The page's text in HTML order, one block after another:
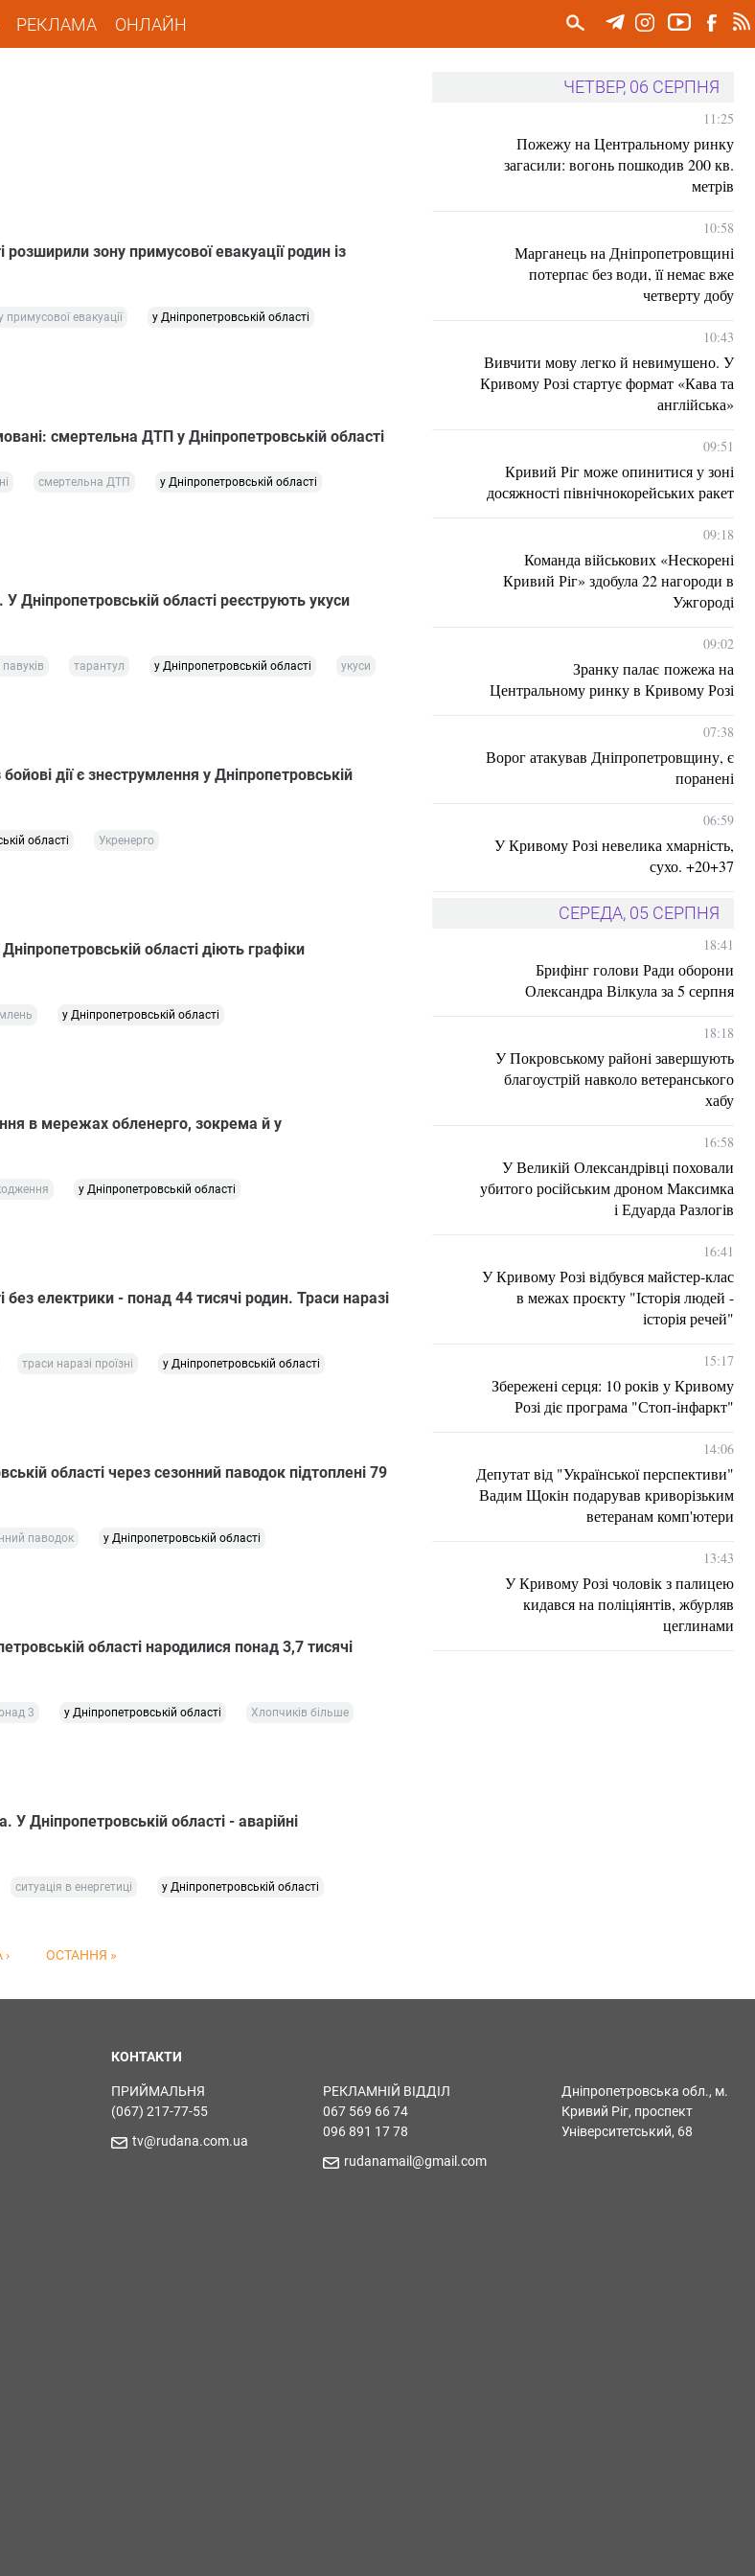
РЕКЛАМА ОНЛАЙН
розширили зону примусової евакуації родин із
евакуації у Дніпропетровській області
смертельна ДТП у Дніпропетровській області
смертельна ДТП у Дніпропетровській області
У Дніпропетровській області реєструють укуси
тарантул у Дніпропетровській області укуси
дії є знеструмлення у Дніпропетровській
області Укренерго
області діють графіки
у Дніпропетровській області
в мережах обленерго, зокрема й у
у Дніпропетровській області
без електрики - понад 44 тисячі родин. Траси наразі
траси наразі проїзні у Дніпропетровській області
області через сезонний паводок підтоплені 79
паводок у Дніпропетровській області
області народилися понад 3,7 тисячі
3 у Дніпропетровській області Хлопчиків більше
У Дніпропетровській області - аварійні
ситуація в енергетиці у Дніпропетровській області
ОСТАННЯ »
ЧЕТВЕР, 06 СЕРПНЯ
11:25
Пожежу на Центральному ринку
загасили: вогонь пошкодив 200 кв.
метрів
10:58
Марганець на Дніпропетровщині
потерпає без води, її немає вже
четверту добу
10:43
Вивчити мову легко й невимушено. У
Кривому Розі стартує формат «Кава та
англійська»
09:51
Кривий Ріг може опинитися у зоні
досяжності північнокорейських ракет
09:18
Команда військових «Нескорені
Кривий Ріг» здобула 22 нагороди в
Ужгороді
09:02
Зранку палає пожежа на
Центральному ринку в Кривому Розі
07:38
Ворог атакував Дніпропетровщину, є
поранені
06:59
У Кривому Розі невелика хмарність,
сухо. +20+37
СЕРЕДА, 05 СЕРПНЯ
18:41
Брифінг голови Ради оборони
Олександра Вілкула за 5 серпня
18:18
У Покровському районі завершують
благоустрій навколо ветеранського
хабу
16:58
У Великій Олександрівці поховали
убитого російським дроном Максимка
і Едуарда Разлогів
16:41
У Кривому Розі відбувся майстер-клас
в межах проєкту "Історія людей -
історія речей"
15:17
Збережені серця: 10 років у Кривому
Розі діє програма "Стоп-інфаркт"
14:06
Депутат від "Української перспективи"
Вадим Щокін подарував криворізьким
ветеранам комп'ютери
13:43
У Кривому Розі чоловік з палицею
кидався на поліціянтів, жбурляв
цеглинами
КОНТАКТИ
ПРИЙМАЛЬНЯ
(067) 217-77-55
tv@rudana.com.ua
РЕКЛАМНІЙ ВІДДІЛ
067 569 66 74
096 891 17 78
rudanamail@gmail.com
Дніпропетровська обл., м.
Кривий Ріг, проспект
Університетський, 68